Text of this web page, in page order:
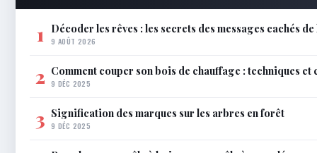
1 Décoder les rêves : les secrets des messages cachés de
9 AOÛT 2026
2 Comment couper son bois de chauffage : techniques et
9 DÉC 2025
3 Signification des marques sur les arbres en forêt
9 DÉC 2025